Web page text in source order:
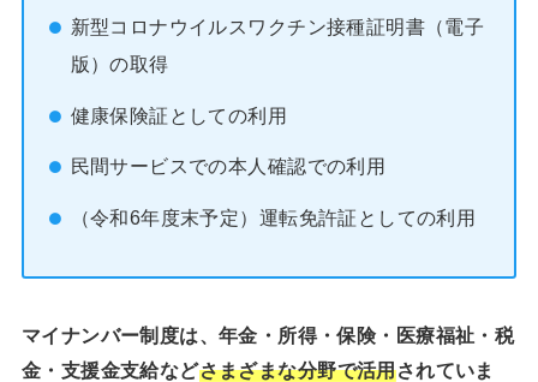
新型コロナウイルスワクチン接種証明書（電子
版）の取得
健康保険証としての利用
民間サービスでの本人確認での利用
（令和6年度末予定）運転免許証としての利用
マイナンバー制度は、年金・所得・保険・医療福祉・税
金・支援金支給などさまざまな分野で活用されていま